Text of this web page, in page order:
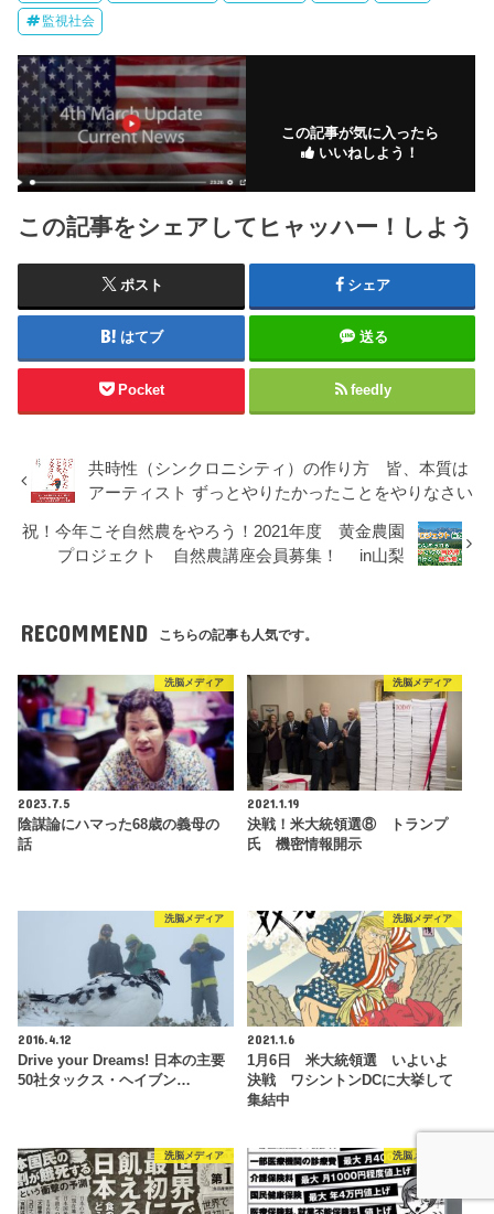
監視社会
この記事が気に入ったら
いいねしよう！
この記事をシェアしてヒャッハー！しよう
ポスト シェア
はてブ 送る
Pocket feedly
共時性（シンクロニシティ）の作り方 皆、本質は
アーティスト ずっとやりたかったことをやりなさい
祝！今年こそ自然農をやろう！2021年度 黄金農園
プロジェクト 自然農講座会員募集！ in山梨
RECOMMEND こちらの記事も人気です。
洗脳メディア
2023.7.5
陰謀論にハマった68歳の義母の
話
洗脳メディア
2021.1.19
決戦！米大統領選⑧ トランプ
氏 機密情報開示
洗脳メディア
2016.4.12
Drive your Dreams! 日本の主要
50社タックス・ヘイブン…
洗脳メディア
2021.1.6
1月6日 米大統領選 いよいよ
決戦 ワシントンDCに大挙して
集結中
洗脳メディア 洗脳メディア